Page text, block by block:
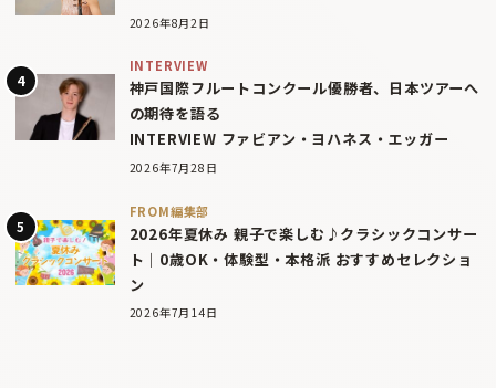
2026年8月2日
INTERVIEW
神戸国際フルートコンクール優勝者、日本ツアーへ
の期待を語る
INTERVIEW ファビアン・ヨハネス・エッガー
2026年7月28日
FROM編集部
2026年夏休み 親子で楽しむ♪クラシックコンサー
ト｜0歳OK・体験型・本格派 おすすめセレクショ
ン
2026年7月14日